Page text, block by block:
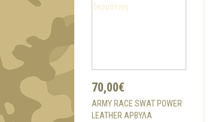
70,00€
ARMY RACE SWAT POWER
LEATHER ΑΡΒΎΛΑ